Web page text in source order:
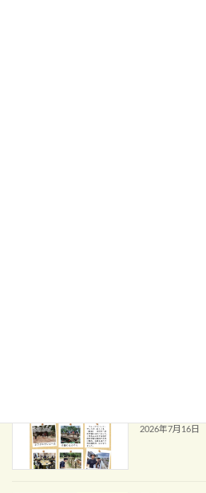
2026年7月16日